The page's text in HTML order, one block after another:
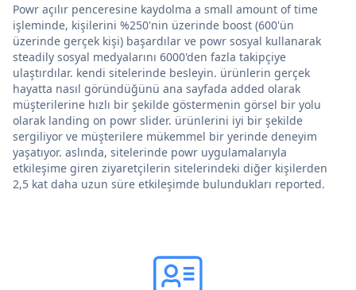
Powr açılır penceresine kaydolma a small amount of time
işleminde, kişilerini %250'nin üzerinde boost (600'ün
üzerinde gerçek kişi) başardılar ve powr sosyal kullanarak
steadily sosyal medyalarını 6000'den fazla takipçiye
ulaştırdılar. kendi sitelerinde besleyin. ürünlerin gerçek
hayatta nasıl göründüğünü ana sayfada added olarak
müşterilerine hızlı bir şekilde göstermenin görsel bir yolu
olarak landing on powr slider. ürünlerini iyi bir şekilde
sergiliyor ve müşterilere mükemmel bir yerinde deneyim
yaşatıyor. aslında, sitelerinde powr uygulamalarıyla
etkileşime giren ziyaretçilerin sitelerindeki diğer kişilerden
2,5 kat daha uzun süre etkileşimde bulundukları reported.